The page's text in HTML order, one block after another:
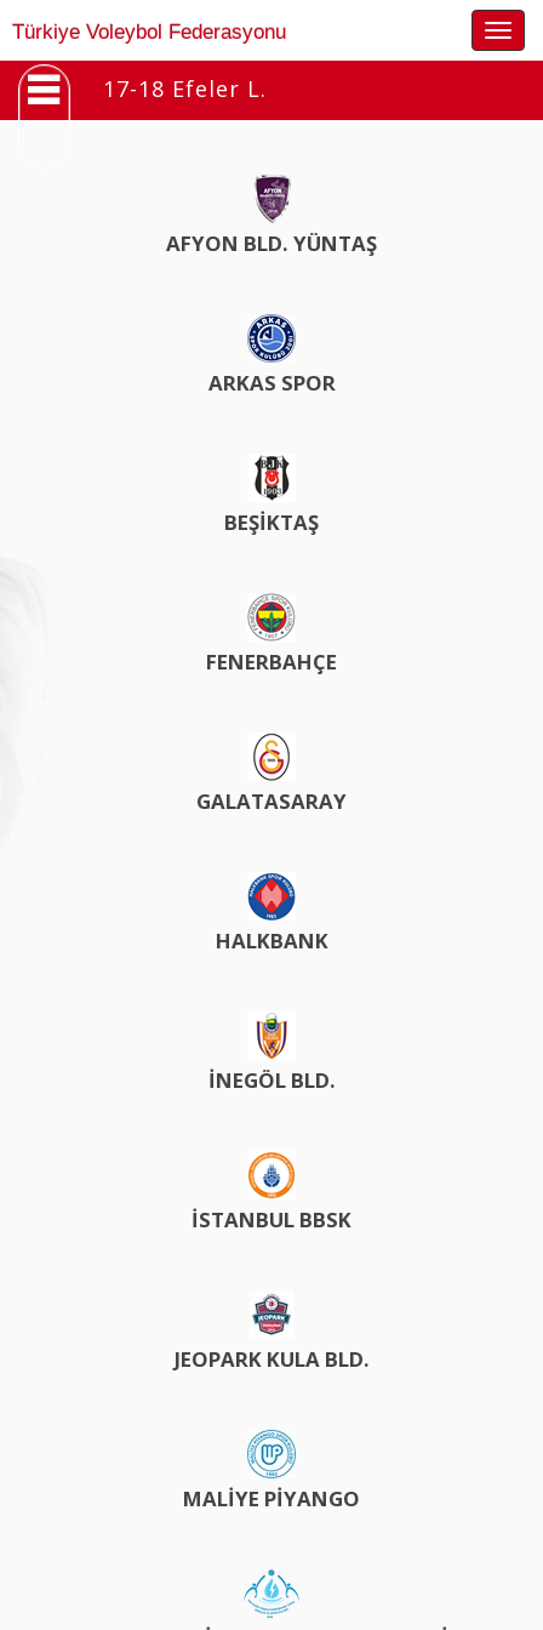
Türkiye Voleybol Federasyonu
17-18 Efeler L.
AFYON BLD. YÜNTAŞ
ARKAS SPOR
BEŞİKTAŞ
FENERBAHÇE
GALATASARAY
HALKBANK
İNEGÖL BLD.
İSTANBUL BBSK
JEOPARK KULA BLD.
MALİYE PİYANGO